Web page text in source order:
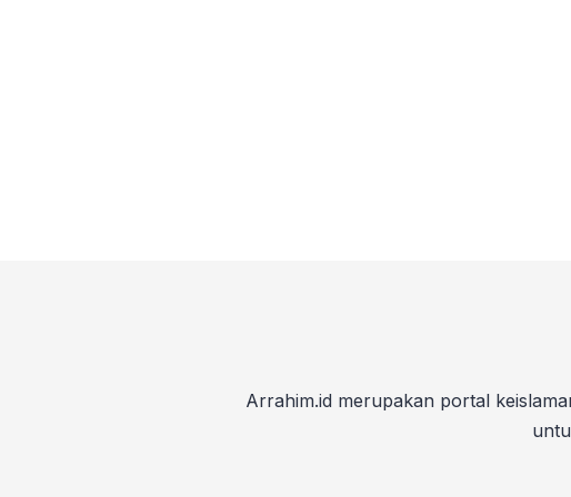
Arrahim.id merupakan portal